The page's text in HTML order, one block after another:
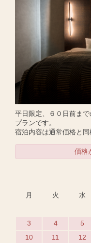
平日限定、６０日前ま
プランです。
宿泊内容は通常価格と同
価格
月
火 水
3
4 5
10
11 12